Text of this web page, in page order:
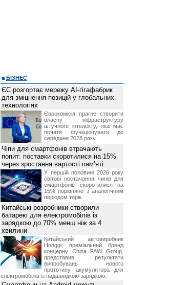
БІЗНЕС
ЄС розгортає мережу AI-гігафабрик
для зміцнення позицій у глобальних
технологіях
Єврокомісія прагне створити
власну інфраструктуру
штучного інтелекту, яка має
почати функціонувати до
середини 2028 року
Чіпи для смартфонів втрачають
попит: поставки скоротилися на 15%
через зростання вартості пам’яті
У першій половині 2026 року
світові постачання чипів для
смартфонів скоротилися на
15% порівняно з аналогічним
періодом торік.
Китайські розробники створили
батарею для електромобілів із
зарядкою до 70% менш ніж за 4
хвилини
Китайський автовиробник
Hongqi, преміальний бренд
концерну China FAW Group,
представив результати
випробувань нового
прототипу акумулятора для
електромобілів із надшвидкою зарядкою.